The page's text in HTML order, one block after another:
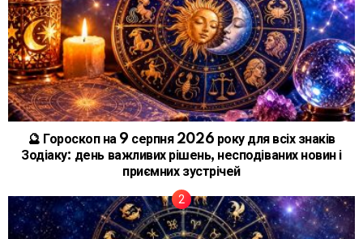
🔮 Гороскоп на 9 серпня 2026 року для всіх знаків
Зодіаку: день важливих рішень, несподіваних новин і
приємних зустрічей